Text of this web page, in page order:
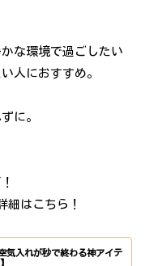
な環境で過ごしたい
人におすすめ。
に。
細はこちら！
気入れが秒で終わる神アイテ